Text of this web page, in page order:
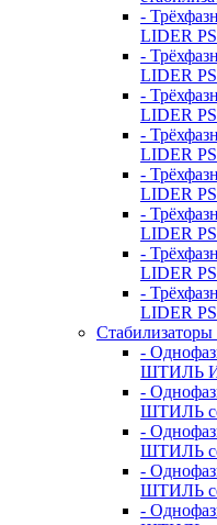
-
LIDER
-
LIDER
-
LIDER
-
LIDER
-
LIDER
-
LIDER
-
LIDER
-
LIDER
-
ШТИЛЬ
-
ШТИЛЬ
-
ШТИЛЬ
-
ШТИЛЬ
-